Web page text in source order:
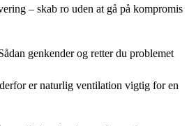
– skab ro uden at gå på kompromis
genkender og retter du problemet
er naturlig ventilation vigtig for en